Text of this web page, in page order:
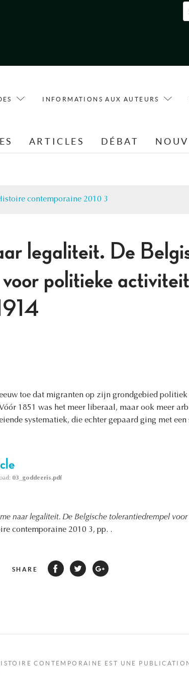
INFORMATIONS AUX AUTEURS
ARTICLES DÉBAT
contemporaine 2010 3
legaliteit. De
politieke
toe dat migranten op zijn grondgebied
1851 was het meer liberaal, maar ook meer
systematiek, die echter gepaard ging met een
03_goddeeris.pdf
naar legaliteit. De Belgische tolerantiedrempel
contemporaine 2010 3, pp. .
SHARE
CONTEMPORAINE EST UNE